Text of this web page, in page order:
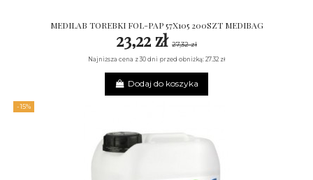
MEDILAB TOREBKI FOL-PAP 57X105 200SZT MEDIBAG
23,22 zł 27,32 zł
Najniższa cena z 30 dni przed obniżką: 27.32 zł
Dodaj do koszyka
-15%